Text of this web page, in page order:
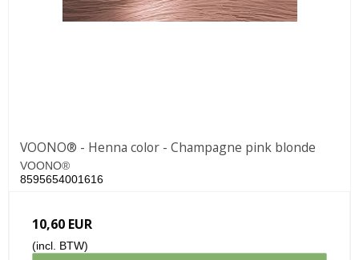
VOONO® - Henna color - Champagne pink blonde
VOONO®
8595654001616
10,60 EUR
(incl. BTW)